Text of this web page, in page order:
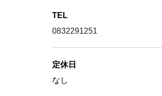
TEL
0832291251
定休日
なし